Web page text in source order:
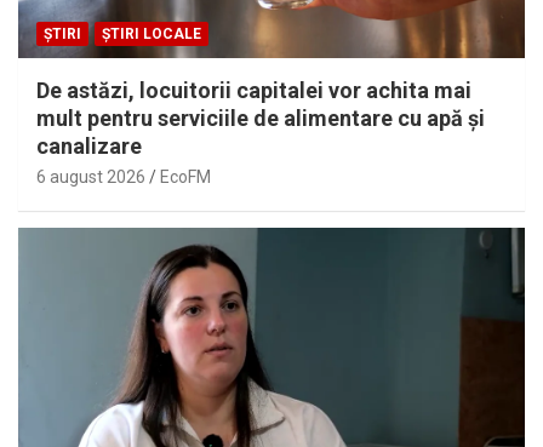
ȘTIRI ȘTIRI LOCALE
De astăzi, locuitorii capitalei vor achita mai
mult pentru serviciile de alimentare cu apă și
canalizare
6 august 2026 EcoFM